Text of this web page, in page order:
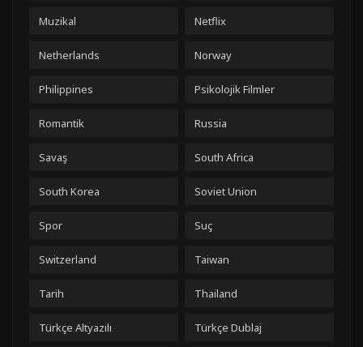
Muzikal Netflix
Netherlands Norway
Philippines Psikolojik Filmler
Romantik Russia
Savaş South Africa
South Korea Soviet Union
Spor Suç
Switzerland Taiwan
Tarih Thailand
Türkçe Altyazılı Türkçe Dublaj